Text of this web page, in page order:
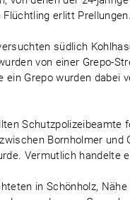
erlitt Prellungen.
südlich
von einer Grepo-
ein Grepo wurden dabei
Schutzpolizeibeamte
Bornholmer
Vermutlich handelte
in Schönholz,